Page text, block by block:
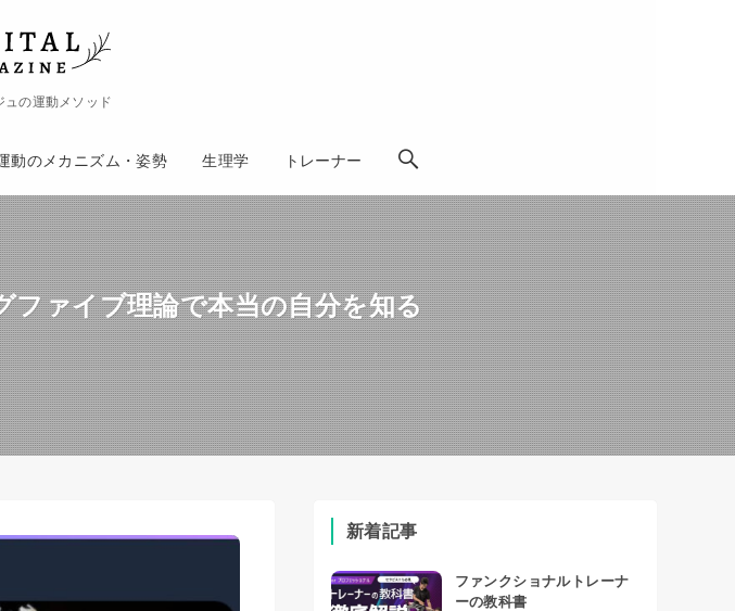
ュの運動メソッド
動のメカニズム・姿勢 生理学 トレーナー
ファイブ理論で本当の自分を知る
新着記事
ファンクショナルトレーナ
ーの教科書